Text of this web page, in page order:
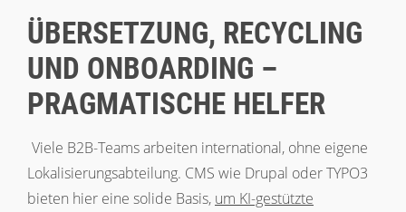
ÜBERSETZUNG, RECYCLING
UND ONBOARDING –
PRAGMATISCHE HELFER
Viele B2B-Teams arbeiten international, ohne eigene
Lokalisierungsabteilung. CMS wie Drupal oder TYPO3
bieten hier eine solide Basis, um KI-gestützte